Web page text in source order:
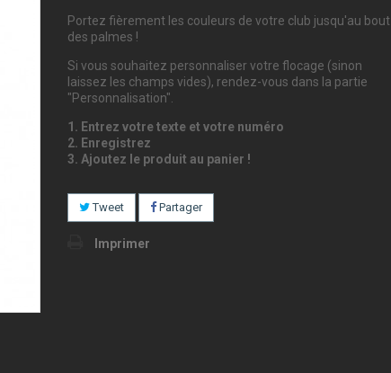
Portez fièrement les couleurs de votre club jusqu'au bout
des palmes !
Si vous souhaitez personnaliser votre flocage (sinon
laissez les champs vides), rendez-vous dans la partie
"Personnalisation".
1. Entrez votre texte et votre numéro
2. Enregistrez
3. Ajoutez le produit au panier !
Tweet Partager
Imprimer